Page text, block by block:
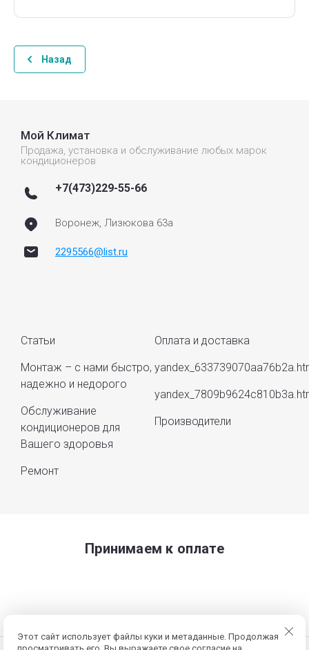
Назад
Мой Климат
Продажа, установка и обслуживание любых марок
кондиционеров
+7(473)229-55-66
Воронеж, Лизюкова 63а
2295566@list.ru
Статьи
Монтаж – с нами быстро,
надежно и недорого
Обслуживание
кондиционеров для
Вашего здоровья
Ремонт
Оплата и доставка
Производители
Принимаем к оплате
Этот сайт использует файлы куки и метаданные. Продолжая